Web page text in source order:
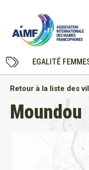
EGALITÉ
Retour à la liste des
Moundou